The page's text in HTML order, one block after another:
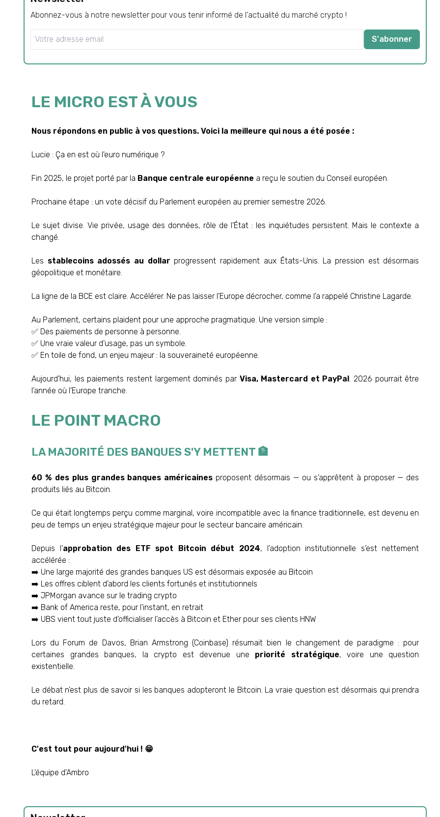
Abonnez-vous à notre newsletter pour vous tenir informé de l'actualité du marché crypto !
S'abonner
LE MICRO EST À VOUS
Nous répondons en public à vos questions. Voici la meilleure qui nous a été posée :
Lucie : Ça en est où l'euro numérique ?
Fin 2025, le projet porté par la Banque centrale européenne a reçu le soutien du Conseil européen.
Prochaine étape : un vote décisif du Parlement européen au premier semestre 2026.
Le sujet divise. Vie privée, usage des données, rôle de l’État : les inquiétudes persistent. Mais le contexte a
changé.
Les stablecoins adossés au dollar progressent rapidement aux États-Unis. La pression est désormais
géopolitique et monétaire.
La ligne de la BCE est claire. Accélérer. Ne pas laisser l’Europe décrocher, comme l’a rappelé Christine Lagarde.
Au Parlement, certains plaident pour une approche pragmatique. Une version simple :
✅ Des paiements de personne à personne.
✅ Une vraie valeur d’usage, pas un symbole.
✅ En toile de fond, un enjeu majeur : la souveraineté européenne.
Aujourd’hui, les paiements restent largement dominés par Visa, Mastercard et PayPal. 2026 pourrait être
l’année où l’Europe tranche.
LE POINT MACRO
LA MAJORITÉ DES BANQUES S'Y METTENT 🏦
60 % des plus grandes banques américaines proposent désormais — ou s’apprêtent à proposer — des
produits liés au Bitcoin.
Ce qui était longtemps perçu comme marginal, voire incompatible avec la finance traditionnelle, est devenu en
peu de temps un enjeu stratégique majeur pour le secteur bancaire américain.
Depuis l’approbation des ETF spot Bitcoin début 2024, l’adoption institutionnelle s’est nettement
accélérée :
➡️ Une large majorité des grandes banques US est désormais exposée au Bitcoin
➡️ Les offres ciblent d’abord les clients fortunés et institutionnels
➡️ JPMorgan avance sur le trading crypto
➡️ Bank of America reste, pour l’instant, en retrait
➡️ UBS vient tout juste d’officialiser l’accès à Bitcoin et Ether pour ses clients HNW
Lors du Forum de Davos, Brian Armstrong (Coinbase) résumait bien le changement de paradigme : pour
certaines grandes banques, la crypto est devenue une priorité stratégique, voire une question
existentielle.
Le débat n’est plus de savoir si les banques adopteront le Bitcoin. La vraie question est désormais qui prendra
du retard.
C'est tout pour aujourd'hui ! 😁
L'équipe d'Ambro